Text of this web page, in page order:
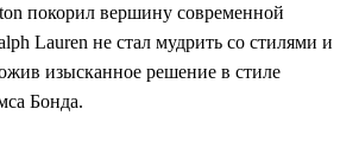
покорил вершину современной
Lauren не стал мудрить со стилями и
изысканное решение в стиле
Бонда.